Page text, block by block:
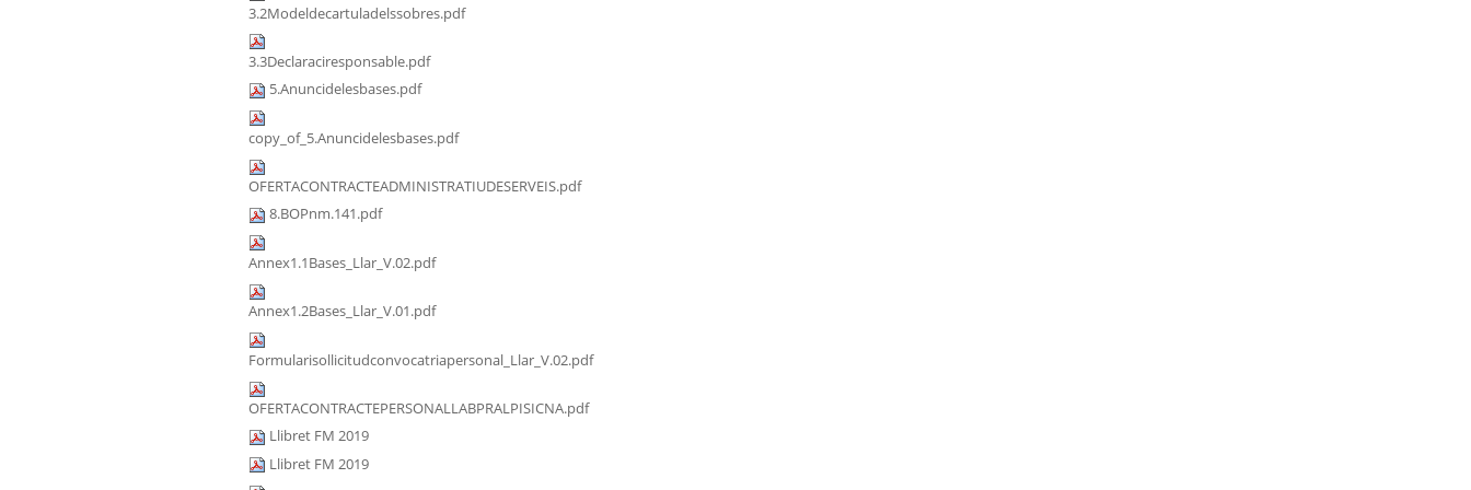
3.2Modeldecartuladelssobres.pdf
3.3Declaraciresponsable.pdf
5.Anuncidelesbases.pdf
copy_of_5.Anuncidelesbases.pdf
OFERTACONTRACTEADMINISTRATIUDESERVEIS.pdf
8.BOPnm.141.pdf
Annex1.1Bases_Llar_V.02.pdf
Annex1.2Bases_Llar_V.01.pdf
Formularisollicitudconvocatriapersonal_Llar_V.02.pdf
OFERTACONTRACTEPERSONALLABPRALPISICNA.pdf
Llibret FM 2019
Llibret FM 2019